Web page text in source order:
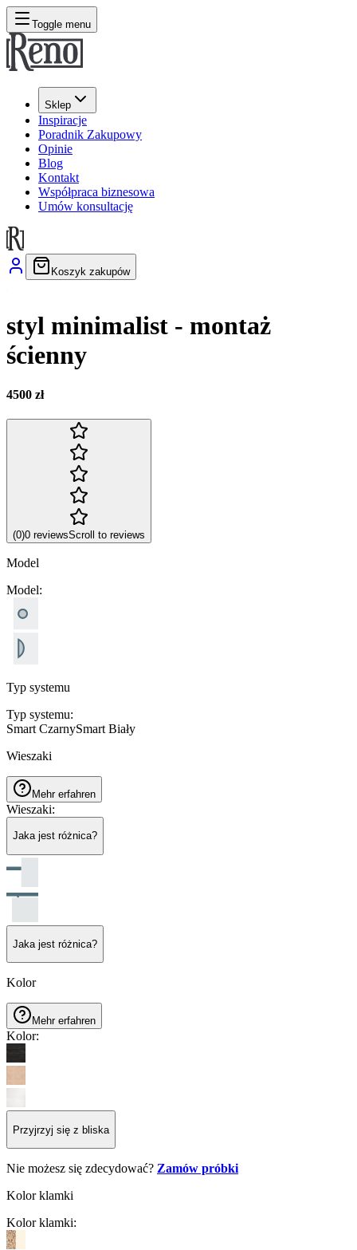
Toggle menu
Sklep
Inspiracje
Poradnik Zakupowy
Opinie
Blog
Kontakt
Współpraca biznesowa
Umów konsultację
Koszyk zakupów
styl minimalist - montaż
ścienny
4500 zł
(0)0 reviewsScroll to reviews
Model
Model:
Typ systemu
Typ systemu:
Smart CzarnySmart Biały
Wieszaki
Mehr erfahren
Wieszaki:
Jaka jest różnica?
Jaka jest różnica?
Kolor
Mehr erfahren
Kolor:
Przyjrzyj się z bliska
Nie możesz się zdecydować? Zamów próbki
Kolor klamki
Kolor klamki: